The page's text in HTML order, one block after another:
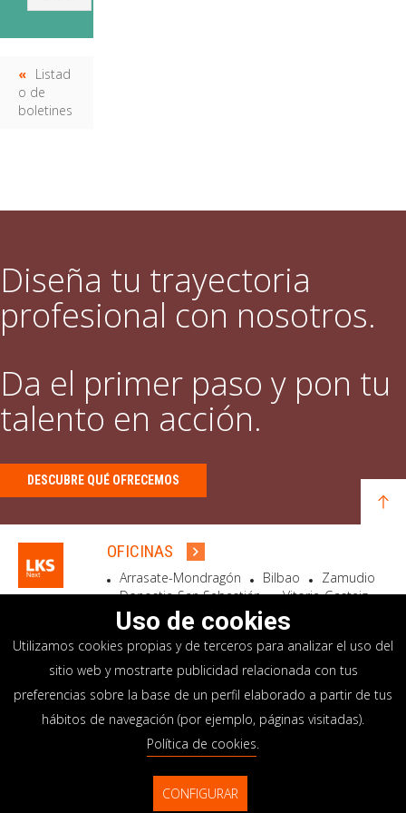
Listad
o de
boletines
Diseña tu trayectoria
profesional con nosotros.
Da el primer paso y pon tu
talento en acción.
DESCUBRE QUÉ OFRECEMOS
OFICINAS
Arrasate-Mondragón Bilbao
Zamudio
Donostia-San Sebastián
Vitoria-Gasteiz
Madrid
El Astillero Bidart
SEDE SOCIAL
Goiru, 7 Arrasate-Mondragón
CP 20500 GIPUZKOA – SPAIN
+34 900 84 14 14
info@lksnext.com
Aviso legal Portal de privacidad
Uso de cookies
Utilizamos cookies propias y de terceros para analizar el uso del
sitio web y mostrarte publicidad relacionada con tus
preferencias sobre la base de un perfil elaborado a partir de tus
hábitos de navegación (por ejemplo, páginas visitadas).
Política de cookies.
CONFIGURAR